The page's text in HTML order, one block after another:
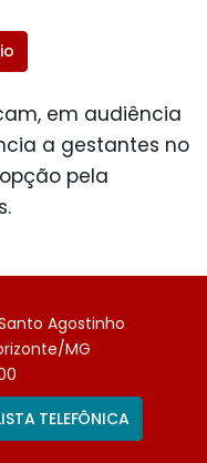
em audiência
a gestantes no
pela
Agostinho
MG
TELEFÔNICA